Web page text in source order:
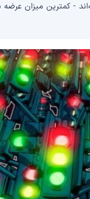
یا کمتر نگه داشته‌اند -